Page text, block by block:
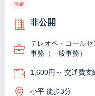
派遣
非公開
テレオペ・コール
事務（一般事務）
1,600円～ 交通費支
小平 徒歩3分